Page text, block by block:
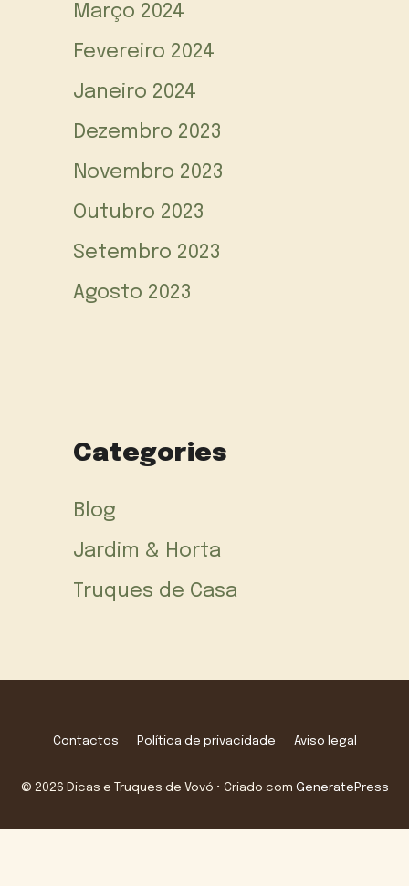
Março 2024
Fevereiro 2024
Janeiro 2024
Dezembro 2023
Novembro 2023
Outubro 2023
Setembro 2023
Agosto 2023
Categories
Blog
Jardim & Horta
Truques de Casa
Contactos Política de privacidade Aviso legal
© 2026 Dicas e Truques de Vovó • Criado com GeneratePress